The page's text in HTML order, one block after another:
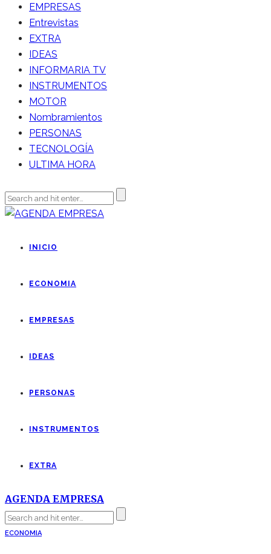
EMPRESAS
Entrevistas
EXTRA
IDEAS
INFORMARIA TV
INSTRUMENTOS
MOTOR
Nombramientos
PERSONAS
TECNOLOGÍA
ULTIMA HORA
INICIO
ECONOMIA
EMPRESAS
IDEAS
PERSONAS
INSTRUMENTOS
EXTRA
AGENDA EMPRESA
ECONOMIA